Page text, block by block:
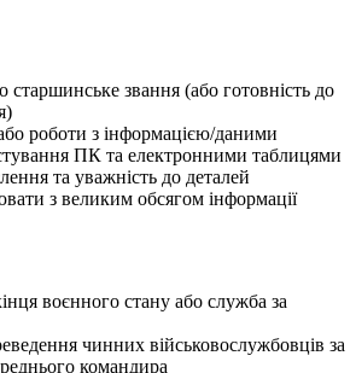
старшинське звання (або готовність до
роботи з інформацією/даними
ПК та електронними таблицями
та уважність до деталей
з великим обсягом інформації
воєнного стану або служба за
чинних військовослужбовців за
командира